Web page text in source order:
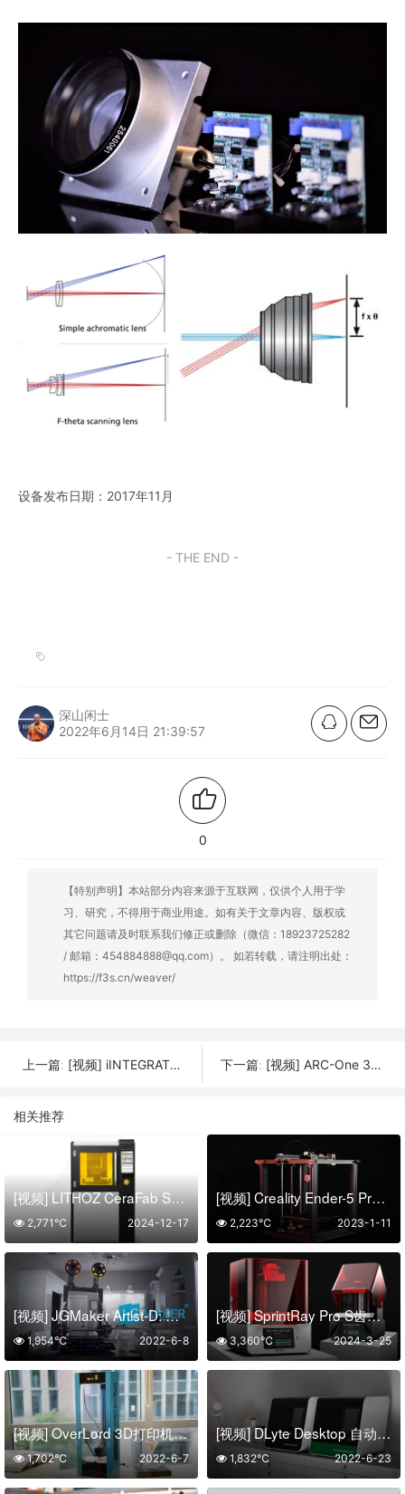
设备发布日期：2017年11月
- THE END -
深山闲士
2022年6月14日 21:39:57
0
【特别声明】本站部分内容来源于互联网，仅供个人用于学
习、研究，不得用于商业用途。如有关于文章内容、版权或
其它问题请及时联系我们修正或删除（微信：18923725282
/ 邮箱：454884888@qq.com）。 如若转载，请注明出处：
https://f3s.cn/weaver/
上一篇: [视频] iINTEGRATOR : 世界上最精确的桌面 DLP 3D打印机 下一篇: [视频] ARC-One 3D打印机: 更智能、更大、更实惠
相关推荐
[视频] LITHOZ CeraFab System S320：中型陶瓷部件批量生产的3D打印机
2024-12-17
2,771℃
[视频] Creality Ender-5 Pro 3D打印机 一款带有预组装轴的DIY套件
2023-1-11
2,223℃
[视频] JGMaker Artist-D: 独立双挤出3D打印机
2022-6-8
1,954℃
[视频] SprintRay Pro S齿科3D打印机：每个细节都专为牙科定制
2024-3-25
3,360℃
[视频] OverLord 3D打印机：多色、智能、时尚
2022-6-7
1,702℃
[视频] DLyte Desktop 自动抛光机
2022-6-23
1,832℃